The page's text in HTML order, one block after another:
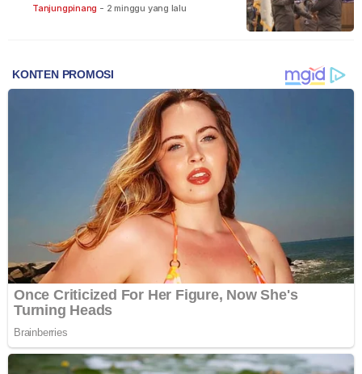
Bintan
Tanjungpinang - 2 minggu yang lalu